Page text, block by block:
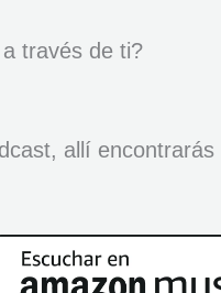
través de ti?
allí encontrarás